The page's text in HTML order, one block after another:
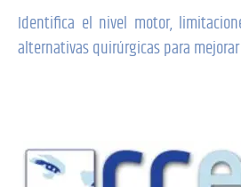
Identifica el nivel motor,
alternativas quirúrgicas para